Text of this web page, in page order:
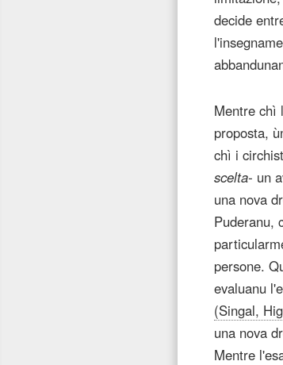
decide
Mentre chì
proposta,
chì i
scelta- un
una nova
Puderanu,
persone.
evaluanu
(Singal,
una nova
Mentre